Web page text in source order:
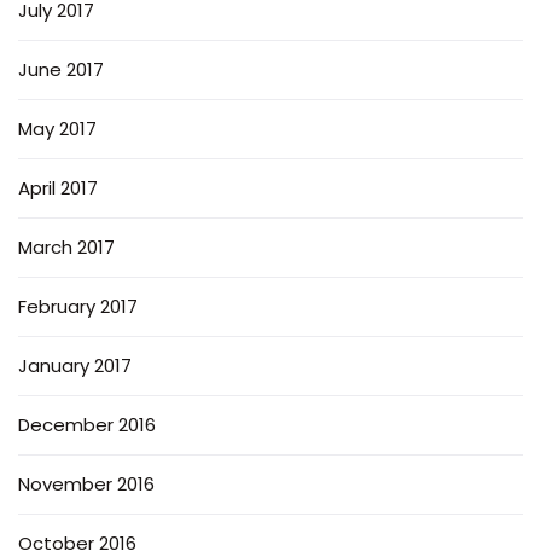
July 2017
June 2017
May 2017
April 2017
March 2017
February 2017
January 2017
December 2016
November 2016
October 2016